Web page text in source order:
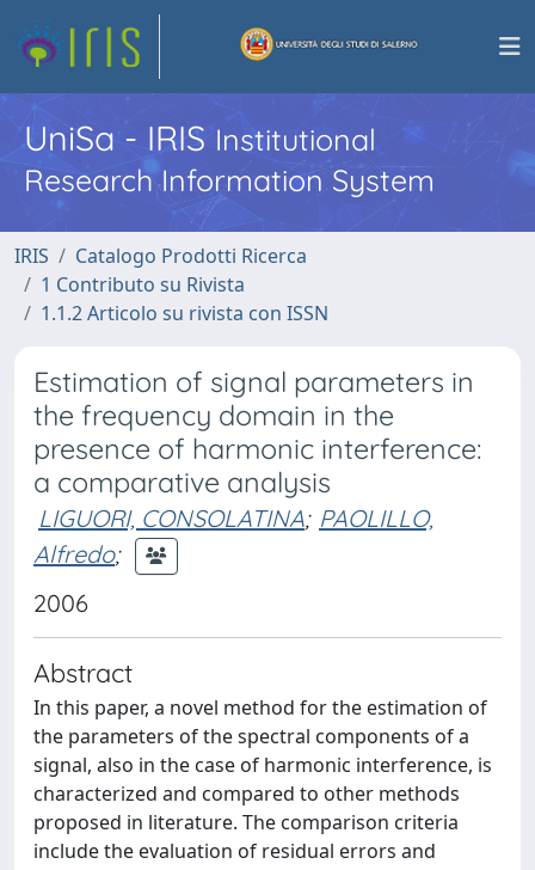
UniSa - IRISInstitutional
Research Information System
IRIS
Catalogo Prodotti Ricerca
1 Contributo su Rivista
1.1.2 Articolo su rivista con ISSN
Estimation of signal parameters in
the frequency domain in the
presence of harmonic interference:
a comparative analysis
LIGUORI, CONSOLATINA; PAOLILLO,
Alfredo;
2006
Abstract
In this paper, a novel method for the estimation of
the parameters of the spectral components of a
signal, also in the case of harmonic interference, is
characterized and compared to other methods
proposed in literature. The comparison criteria
include the evaluation of residual errors and